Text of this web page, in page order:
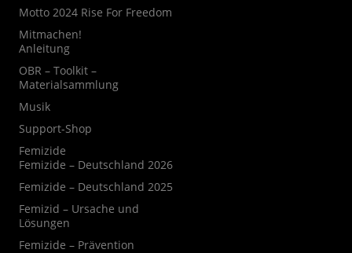
Motto 2024 Rise For Freedom
Mitmachen!
Anleitung
OBR – Toolkit –
Materialsammlung
Musik
Support-Shop
Femizide
Femizide – Deutschland 2026
Femizide – Deutschland 2025
Femizid – Ursache und
Lösungen
Femizide – Prävention